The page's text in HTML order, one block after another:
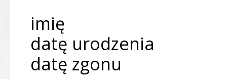
imię
datę urodzenia
datę zgonu